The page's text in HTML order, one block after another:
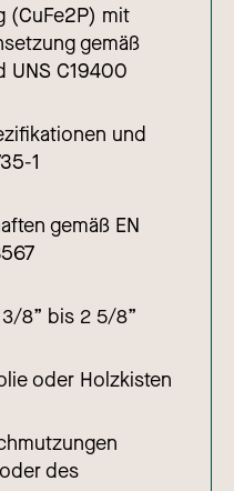
(CuFe2P) mit
gemäß
UNS C19400
und
1
gemäß EN
8” bis 2 5/8”
oder Holzkisten
des